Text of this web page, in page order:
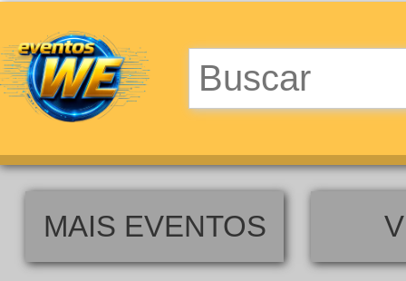
MAIS EVENTOS